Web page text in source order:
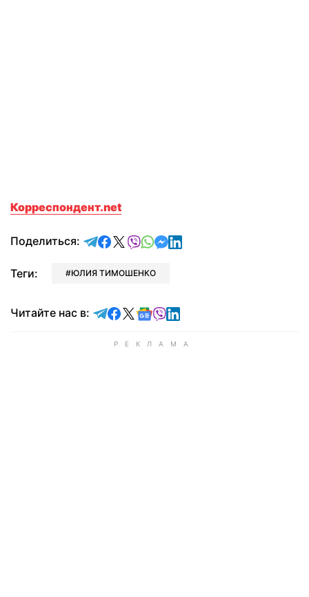
Корреспондент.net
Поделиться: отправить в Telegram
поделиться в Facebook
поделиться в X
отправить в Viber
отправить в Whatsapp
отправить в Messenger
отправить в LinkedIn
Теги: ЮЛИЯ ТИМОШЕНКО
Читайте нас в: Читайте в Telegram
Читайте в Facebook
Читайте в X
Читайте в Google news
Читайте в Viber
Читайте в LinkedIn